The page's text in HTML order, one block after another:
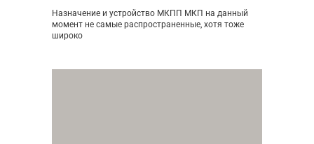
Назначение и устройство МКПП МКП на данный
момент не самые распространенные, хотя тоже
широко